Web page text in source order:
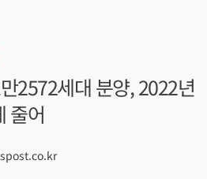
2572세대 분양, 2022년
줄어